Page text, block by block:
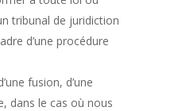
tribunal de juridiction
d’une procédure
fusion, d’une
dans le cas où nous